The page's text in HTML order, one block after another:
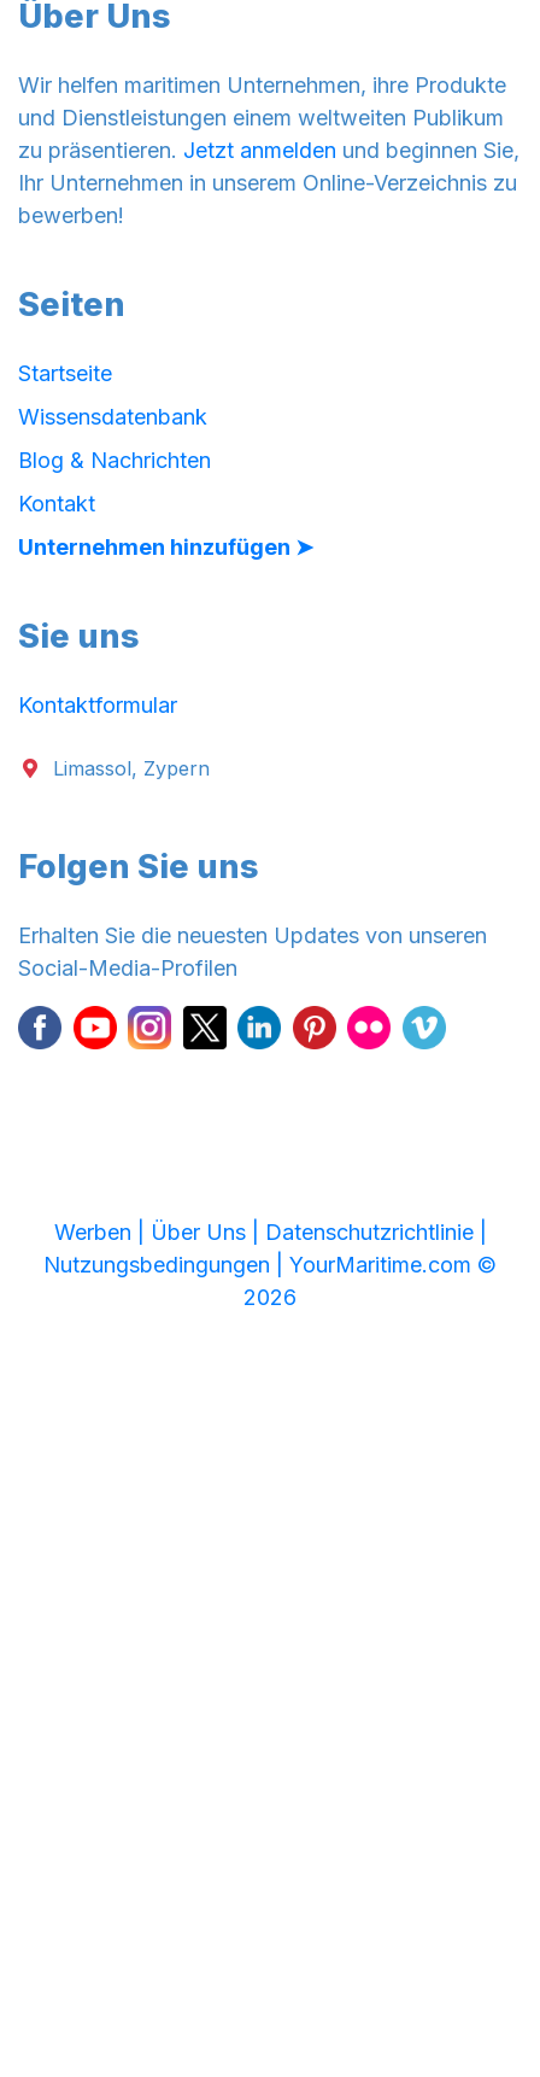
Über Uns
Wir helfen maritimen Unternehmen, ihre Produkte
und Dienstleistungen einem weltweiten Publikum
zu präsentieren. Jetzt anmelden und beginnen Sie,
Ihr Unternehmen in unserem Online-Verzeichnis zu
bewerben!
Seiten
Startseite
Wissensdatenbank
Blog & Nachrichten
Kontakt
Unternehmen hinzufügen ➤
Sie uns
Kontaktformular
Limassol, Zypern
Folgen Sie uns
Erhalten Sie die neuesten Updates von unseren
Social-Media-Profilen
Werben | Über Uns |
Datenschutzrichtlinie |
Nutzungsbedingungen | YourMaritime.com ©
2026